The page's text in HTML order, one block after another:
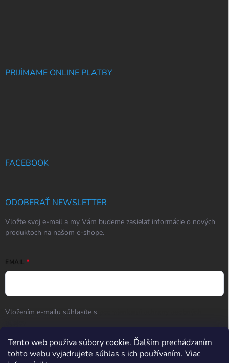
Tento web používa súbory cookie. Ďalším prechádzaním
tohto webu vyjadrujete súhlas s ich používaním. Viac
PRIJÍMAME ONLINE PLATBY
FACEBOOK
ODOBERAŤ NEWSLETTER
Vložte svoj e-mail a my Vám budeme zasielať informácie o nových
produktoch na našom e-shope.
EMAIL
Vložením e-mailu súhlasíte s
Prihlásiť sa